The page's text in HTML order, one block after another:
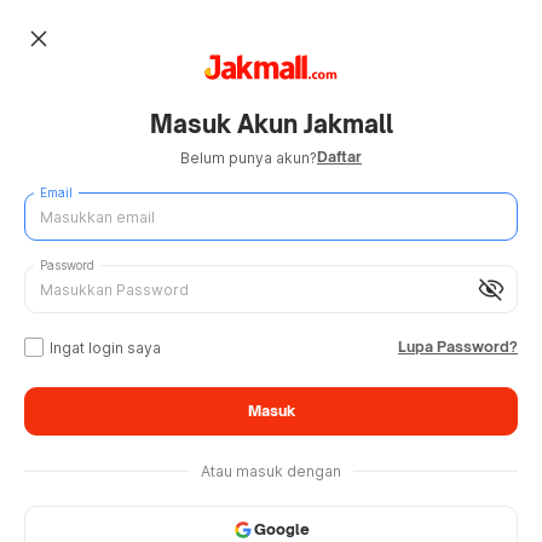
close
Masuk Akun Jakmall
Belum punya akun?Daftar
Email
visibility_off
Password
Ingat login saya Lupa Password?
Masuk
Atau masuk dengan
Google